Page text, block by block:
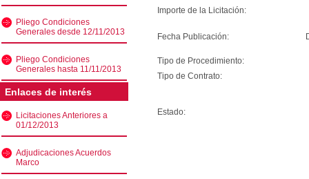
Pliego Condiciones
Generales desde 12/11/2013
Pliego Condiciones
Generales hasta 11/11/2013
Enlaces de interés
Licitaciones Anteriores a
01/12/2013
Adjudicaciones Acuerdos
Marco
Importe de la Licitación:
Fecha Publicación:
Tipo de Procedimiento:
Tipo de Contrato:
Estado: